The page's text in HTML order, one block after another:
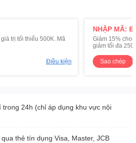
trị tối thiểu 500K. Mã
Điều kiện
NHẬP MÃ:
Giảm 15% cho
giảm tối đa
Sao chép
trong 24h (chỉ áp dụng khu vực nội
thẻ tín dụng Visa, Master, JCB